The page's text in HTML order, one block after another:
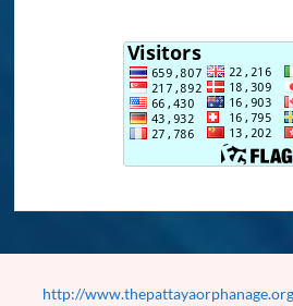
http://www.thepattayaorphanage.org